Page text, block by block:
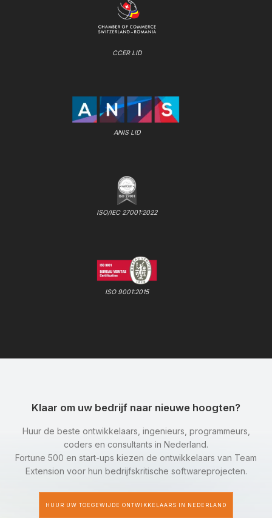
CCER LID
ANIS LID
ISO/IEC 27001:2022
ISO 9001:2015
Klaar om uw bedrijf naar nieuwe hoogten?
Huur de beste ontwikkelaars, ingenieurs, programmeurs,
coders en consultants in Nederland.
Fortune 500 en start-ups kiezen de ontwikkelaars van Team
Extension voor hun bedrijfskritische softwareprojecten.
HUUR UW TOEGEWIJDE ONTWIKKELAARS IN NEDERLAND